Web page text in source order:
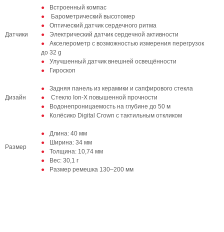
Датчики
Встроенный компас
Барометрический высотомер
Оптический датчик сердечного ритма
Электрический датчик сердечной активности
Акселерометр с возможностью измерения перегрузок
до 32 g
Улучшенный датчик внешней освещённости
Гироскоп
Дизайн
Задняя панель из керамики и сапфирового стекла
Стекло Ion-X повышенной прочности
Водонепроницаемость на глубине до 50 м
Колёсико Digital Crown с тактильным откликом
Размер
Длина: 40 мм
Ширина: 34 мм
Толщина: 10,74 мм
Вес: 30,1 г
Размер ремешка 130–200 мм